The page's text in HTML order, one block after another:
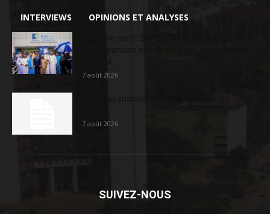
INTERVIEWS OPINIONS ET ANALYSES
7 août 2026
7 août 2026
SUIVEZ-NOUS